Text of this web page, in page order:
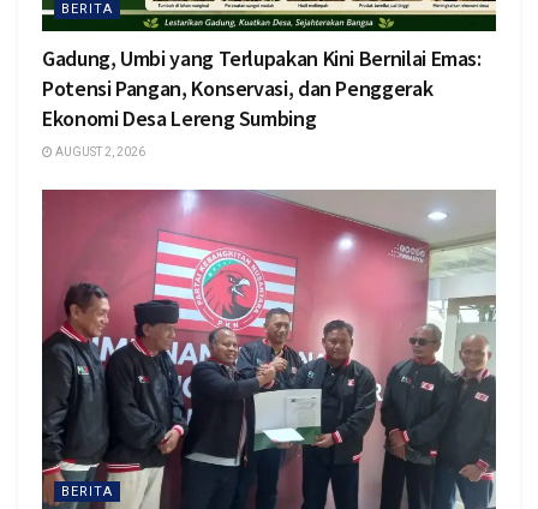
BERITA
Gadung, Umbi yang Terlupakan Kini Bernilai Emas:
Potensi Pangan, Konservasi, dan Penggerak
Ekonomi Desa Lereng Sumbing
AUGUST 2, 2026
BERITA